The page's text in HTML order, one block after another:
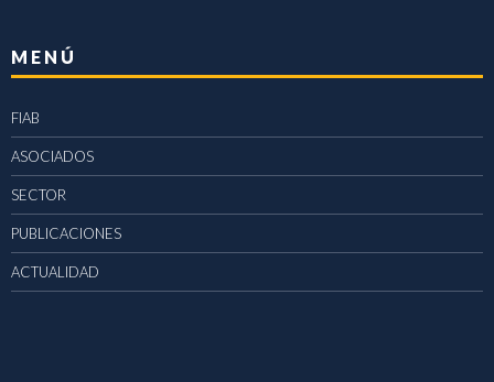
MENÚ
FIAB
ASOCIADOS
SECTOR
PUBLICACIONES
ACTUALIDAD